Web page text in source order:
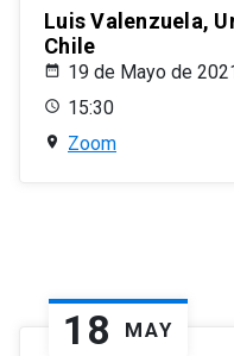
Luis Valenzuela,
Chile
19 de Mayo de
15:30
Zoom
18 MAY